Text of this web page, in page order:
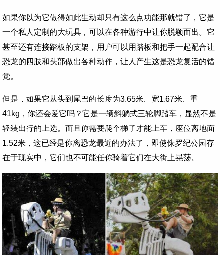
如果你以为它做得如此生动却只有这么点功能那就错了，它是
一个私人定制的大玩具，可以在各种游行中让你脱颖而出。它
甚至还有连接踏板的支架，用户可以用踏板和把手一起配合让
恐龙的四肢和头部做出各种动作，让人产生这是恐龙复活的错
觉。
但是，如果它从头到尾巴的长度为3.65米、宽1.67米、重
41kg，你还会爱它吗？它是一辆斜躺式三轮脚踏车，显然不是
轻装出行的上选。而且你需要爬个梯子才能上车，座位离地面
1.52米，这已经是你离恐龙最近的办法了，即使侏罗纪公园存
在于现实中，它们也不可能任你骑着它们在大街上晃荡。